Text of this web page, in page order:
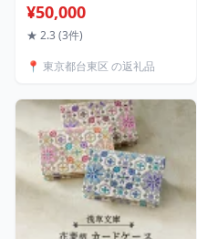
50,000円 浅草 上野 浅草橋
谷中 関東 東京 予約 旅行 宿
ト 宿泊券 旅行クーポン ビ
¥50,000
★ 2.3 (3件)
📍 東京都台東区 の返礼品